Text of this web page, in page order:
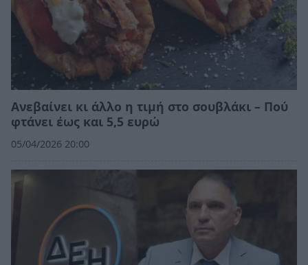
Ανεβαίνει κι άλλο η τιμή στο σουβλάκι – Πού
φτάνει έως και 5,5 ευρώ
05/04/2026 20:00